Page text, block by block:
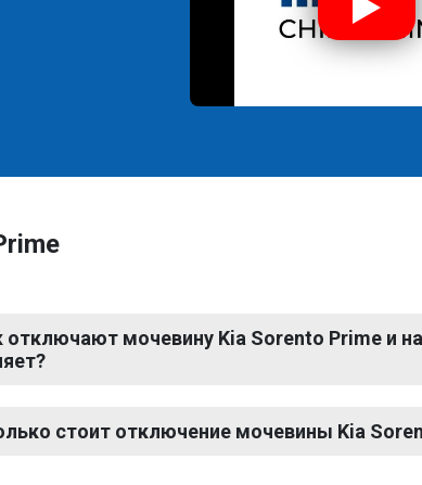
отключают мочевину Kia Sorento Prime и
стоит отключение мочевины Kia